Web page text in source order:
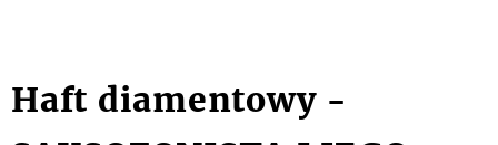
Haft diamentowy -